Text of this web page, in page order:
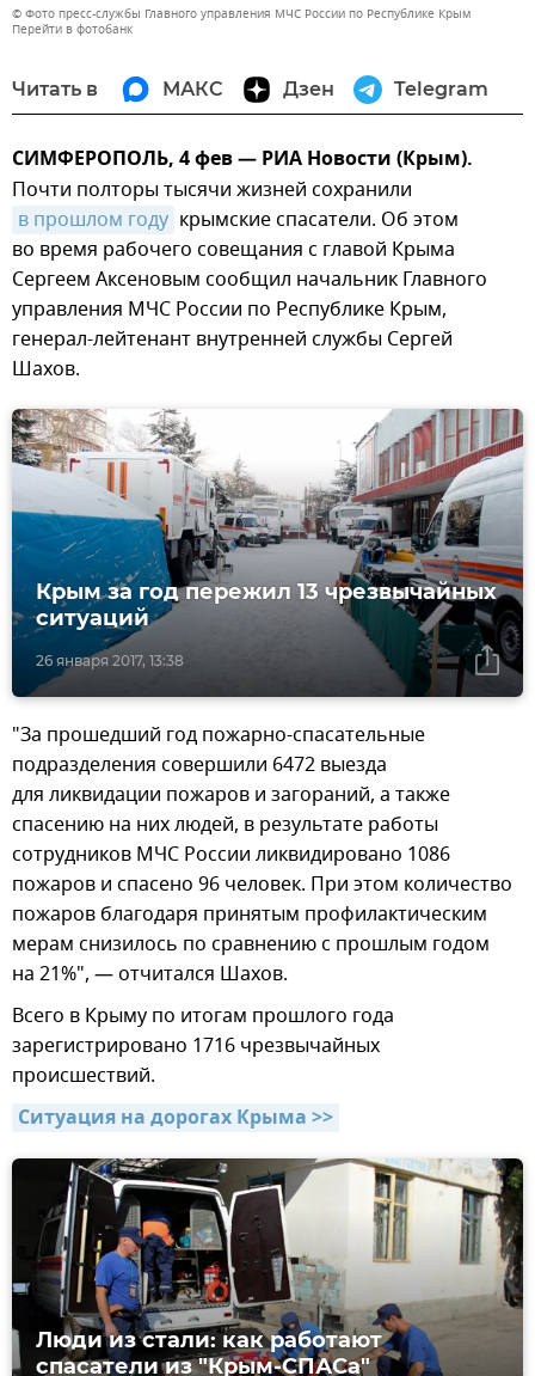
© Фото пресс-службы Главного управления МЧС России по Республике Крым
Перейти в фотобанк
Читать в МАКС Дзен Telegram
СИМФЕРОПОЛЬ, 4 фев — РИА Новости (Крым).
Почти полторы тысячи жизней сохранили
в прошлом году крымские спасатели. Об этом
во время рабочего совещания с главой Крыма
Сергеем Аксеновым сообщил начальник Главного
управления МЧС России по Республике Крым,
генерал-лейтенант внутренней службы Сергей
Шахов.
26 января 2017, 13:38
Крым за год пережил 13 чрезвычайных
ситуаций
"За прошедший год пожарно-спасательные
подразделения совершили 6472 выезда
для ликвидации пожаров и загораний, а также
спасению на них людей, в результате работы
сотрудников МЧС России ликвидировано 1086
пожаров и спасено 96 человек. При этом количество
пожаров благодаря принятым профилактическим
мерам снизилось по сравнению с прошлым годом
на 21%", — отчитался Шахов.
Всего в Крыму по итогам прошлого года
зарегистрировано 1716 чрезвычайных
происшествий.
Ситуация на дорогах Крыма >>
Люди из стали: как работают
спасатели из "Крым-СПАСа"